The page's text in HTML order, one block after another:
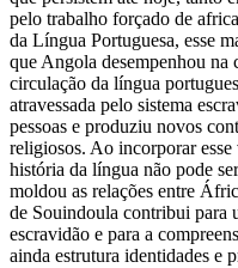
pelo trabalho forçado de
da Língua Portuguesa, esse
que Angola desempenhou
circulação da língua
atravessada pelo sistema
pessoas e produziu novos
religiosos. Ao incorporar
história da língua não pode
moldou as relações entre
de Souindoula contribui para
escravidão e para a
ainda estrutura identidades e